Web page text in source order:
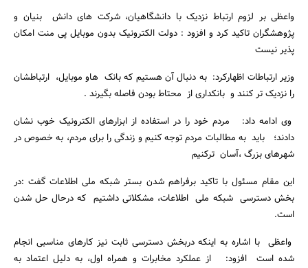
جستجو
واعظی بر لزوم ارتباط نزدیک با دانشگاهیان، شرکت های دانش بنیان و
پژوهشگران تاکید کرد و افزود : دولت الکترونیک بدون موبایل پی منت امکان
پذیر نیست
وزیر ارتباطات اظهارکرد:‌ به دنبال آن هستیم که بانک هاو موبایل، ارتباطشان
را نزدیک تر کنند و بانکداری از محتاط بودن فاصله بگیرند .
وی ادامه داد: مردم خود را در استفاده از ابزارهای الکترونیک خوب نشان
دادند؛ باید به مطالبات مردم توجه کنیم و زندگی را برای مردم، به خصوص در
شهرهای بزرگ ،آسان ترکنیم
این مقام مسئول با تاکید برفراهم شدن بستر شبکه ملی اطلاعات گفت :در
بخش دسترسی شبکه ملی اطلاعات، مشکلاتی داشتیم که درحال حل شدن
است.
واعظی با اشاره به اینکه دربخش دسترسی ثابت نیز کارهای مناسبی انجام
شده است افزود: از عملکرد مخابرات و همراه اول، به دلیل اعتماد به